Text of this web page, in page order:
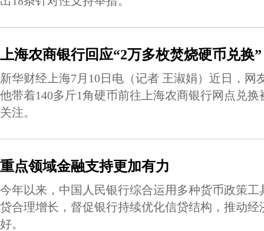
上海农商银行回应“2万多枚焚烧硬币兑换”
新华财经上海7月10日电（记者 王淑娟）近日，网
他带着140多斤1角硬币前往上海农商银行网点兑换
关注。
重点领域金融支持更加有力
今年以来，中国人民银行综合运用多种货币政策工
贷合理增长，督促银行持续优化信贷结构，推动经
好。